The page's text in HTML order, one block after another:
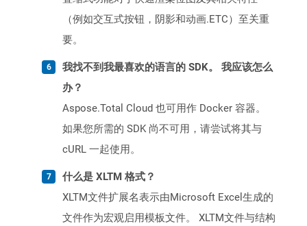
（例如交互式按钮，阴影和动画.ETC）至关重
要。
我找不到我最喜欢的语言的 SDK。 我应该怎么
办？
Aspose.Total Cloud 也可用作 Docker 容器。
如果您所需的 SDK 尚不可用，请尝试将其与
cURL 一起使用。
什么是 XLTM 格式？
XLTM文件扩展名表示由Microsoft Excel生成的
文件作为宏观启用模板文件。 XLTM文件与结构